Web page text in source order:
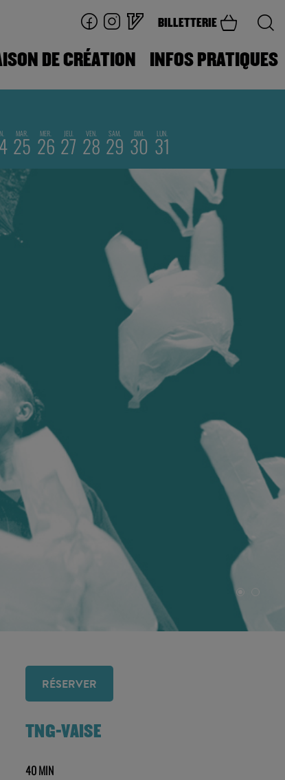
BILLETTERIE
DE CRÉATION INFOS PRATIQUES
MAR.
25 MER.
26 JEU.
27 VEN.
28 SAM.
29 DIM.
30 LUN.
31
RÉSERVER
TNG-VAISE
40 MIN